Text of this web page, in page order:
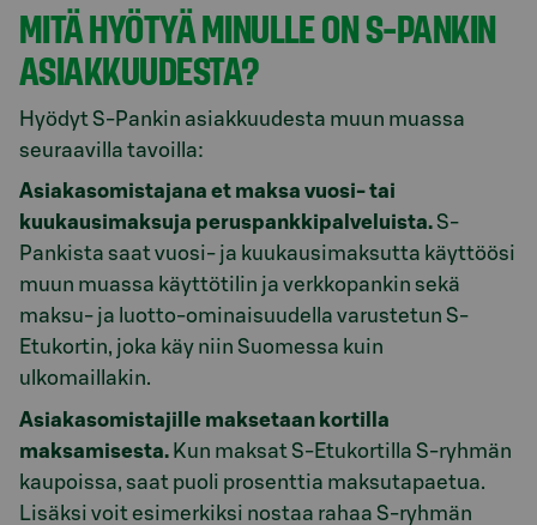
MITÄ HYÖTYÄ MINULLE ON S-PANKIN
ASIAKKUUDESTA?
Hyödyt S-Pankin asiakkuudesta muun muassa
seuraavilla tavoilla:
Asiakasomistajana et maksa vuosi- tai
kuukausimaksuja peruspankkipalveluista.S-
Pankista saat vuosi- ja kuukausimaksutta käyttöösi
muun muassa käyttötilin ja verkkopankin sekä
maksu- ja luotto-ominaisuudella varustetun S-
Etukortin, joka käy niin Suomessa kuin
ulkomaillakin.
Asiakasomistajille maksetaan kortilla
maksamisesta. Kun maksat S-Etukortilla S-ryhmän
kaupoissa, saat puoli prosenttia maksutapaetua.
Lisäksi voit esimerkiksi nostaa rahaa S-ryhmän